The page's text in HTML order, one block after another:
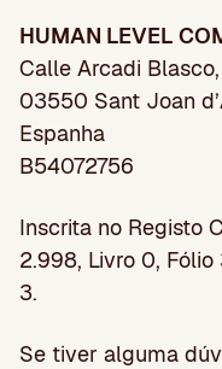
HUMAN LEVEL
Calle Arcadi
03550 Sant Joan
Espanha
B54072756
Inscrita no Registo
2.998, Livro 0,
3.
Se tiver alguma